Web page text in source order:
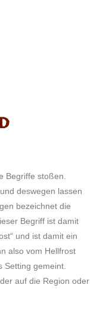
Begriffe stoßen.
deswegen lassen
bezeichnet die
Begriff ist damit
und ist damit ein
also vom Hellfrost
Setting gemeint.
auf die Region oder